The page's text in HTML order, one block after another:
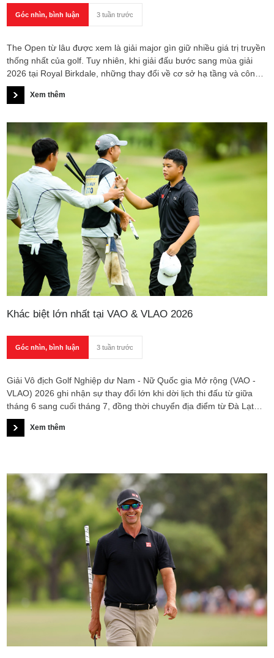
Góc nhìn, bình luận 3 tuần trước
The Open từ lâu được xem là giải major gìn giữ nhiều giá trị truyền
thống nhất của golf. Tuy nhiên, khi giải đấu bước sang mùa giải
2026 tại Royal Birkdale, những thay đổi về cơ sở hạ tầng và công
tác tổ chức đang làm dấy lên tranh luận về việc liệu The Open có
đang phải đánh đổi bản sắc vốn có để đáp ứng tham vọng tăng
Xem thêm
Khác biệt lớn nhất tại VAO & VLAO 2026
Góc nhìn, bình luận 3 tuần trước
Giải Vô địch Golf Nghiệp dư Nam - Nữ Quốc gia Mở rộng (VAO -
VLAO) 2026 ghi nhận sự thay đổi lớn khi dời lịch thi đấu từ giữa
tháng 6 sang cuối tháng 7, đồng thời chuyển địa điểm từ Đà Lạt
sang Long An (giờ đây là tỉnh Tây Ninh sau sáp nhập). Dời từ
không khí lạnh giá, mưa phùn của Đà Lạt giữa tháng 6 sang cái
Xem thêm